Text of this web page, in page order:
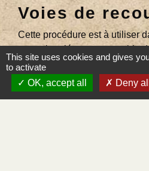
Voies de
Cette procédure est à utiliser
avez signalé au responsable
d’accessibilité qui vous
contenu ou à un des services
pas obtenu de réponse
This site uses cookies and gives
to activate
OK, accept all
Deny